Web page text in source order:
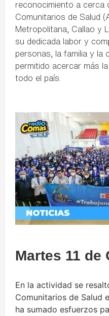
reconocimiento a cerca
Comunitarios de Salud
Metropolitana, Callao y
su dedicada labor y
personas, la familia y la
permitido acercar más
todo el país.
Martes 11 de
En la actividad se
Comunitarios de Salud
ha sumado esfuerzos